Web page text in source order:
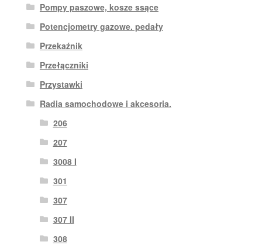
Pompy paszowe, kosze ssące
Potencjometry gazowe. pedały
Przekaźnik
Przełączniki
Przystawki
Radia samochodowe i akcesoria.
206
207
3008 I
301
307
307 II
308